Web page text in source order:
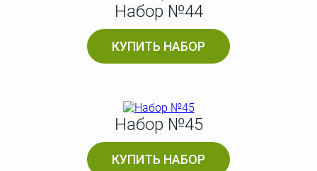
Набор №44
КУПИТЬ НАБОР
Набор №45
КУПИТЬ НАБОР